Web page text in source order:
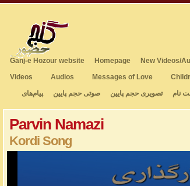
Ganj-e Hozour website Homepage New Videos/
Videos
Audios Messages of Love
نام تصویری حجم پایین صوتی حجم پایین
پیام‌های
Parvin Namazi
Kordi Song